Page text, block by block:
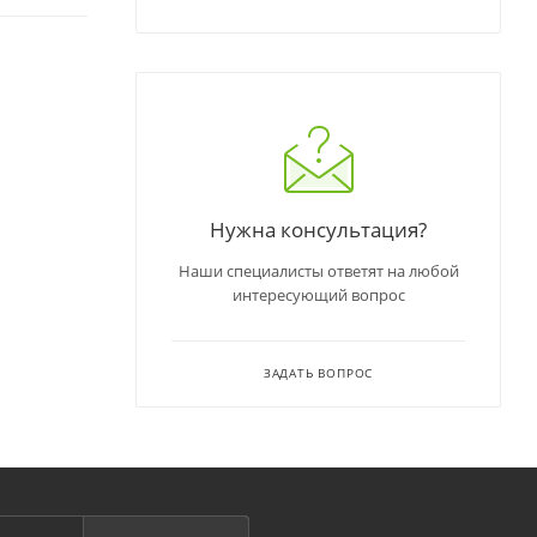
Нужна консультация?
Наши специалисты ответят на любой
интересующий вопрос
ЗАДАТЬ ВОПРОС